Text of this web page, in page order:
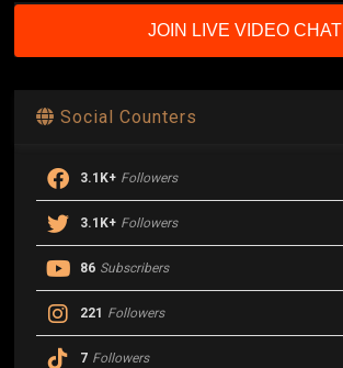
JOIN LIVE VIDEO CHAT
Social Counters
3.1K+ Followers
3.1K+ Followers
86 Subscribers
221 Followers
7 Followers